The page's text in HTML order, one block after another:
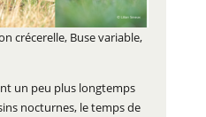
crécerelle, Buse variable,
un peu plus longtemps
nocturnes, le temps de